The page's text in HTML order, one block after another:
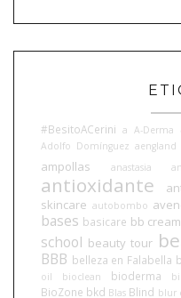
#BesitoACerini a A-Derma
Adolfo Domínguez aengland
ampollas anastasia
antioxidante
skincare autobombo
bases basicare bb
school beauty tour
BBB belleza en Falabella
oil
bioclean bioderma
BioZone bkd Blas Blind blur